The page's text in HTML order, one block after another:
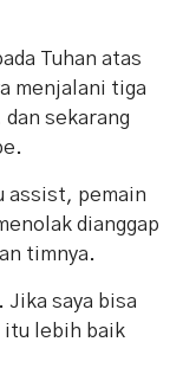
Tuhan atas
menjalani tiga
sekarang
assist, pemain
dianggap
timnya.
Jika saya bisa
itu lebih baik